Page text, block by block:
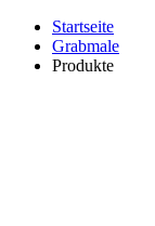
Startseite
Grabmale
Produkte